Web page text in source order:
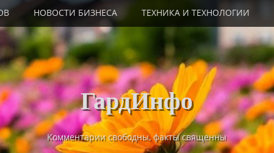
НОВОСТИ БИЗНЕСА ТЕХНИКА И ТЕХНОЛОГИИ
ГардИнфо
Комментарии свободны, факты священны